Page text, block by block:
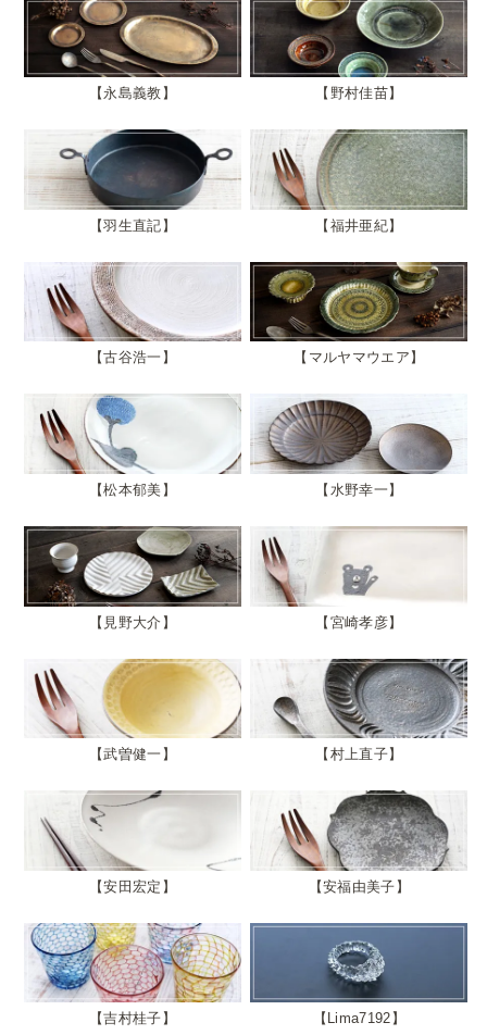
永島義教 野村佳苗
羽生直記 福井亜紀
古谷浩一 マルヤマウエア
松本郁美 水野幸一
見野大介 宮崎孝彦
武曽健一 村上直子
安田宏定 安福由美子
吉村桂子 Lima7192